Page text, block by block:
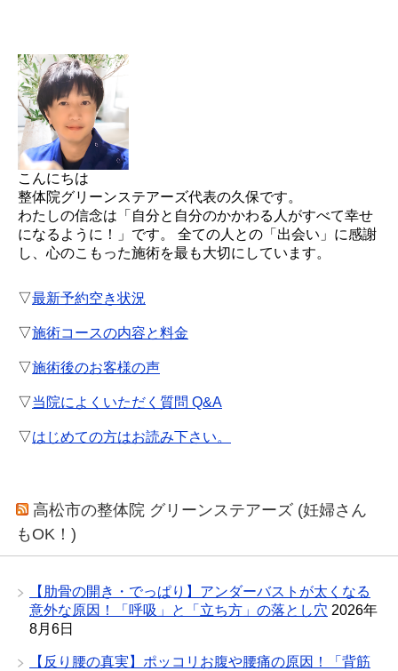
こんにちは
整体院グリーンステアーズ代表の久保です。
わたしの信念は「自分と自分のかかわる人がすべて幸せ
になるように！」です。 全ての人との「出会い」に感謝
し、心のこもった施術を最も大切にしています。
▽最新予約空き状況
▽施術コースの内容と料金
▽施術後のお客様の声
▽当院によくいただく質問 Q&A
▽はじめての方はお読み下さい。
高松市の整体院 グリーンステアーズ (妊婦さん
もOK！)
【肋骨の開き・でっぱり】アンダーバストが太くなる
意外な原因！「呼吸」と「立ち方」の落とし穴 2026年
8月6日
【反り腰の真実】ポッコリお腹や腰痛の原因！「背筋